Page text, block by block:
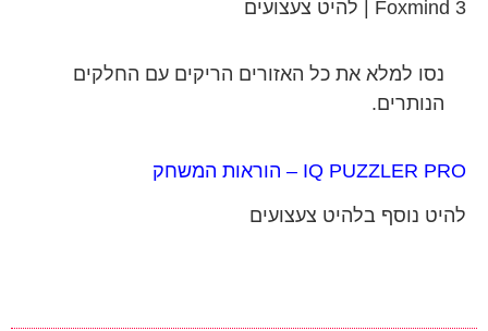
נסו למלא את כל האזורים הריקים עם החלקים
הנותרים.
IQ PUZZLER PRO – הוראות המשחק
להיט נוסף בלהיט צעצועים